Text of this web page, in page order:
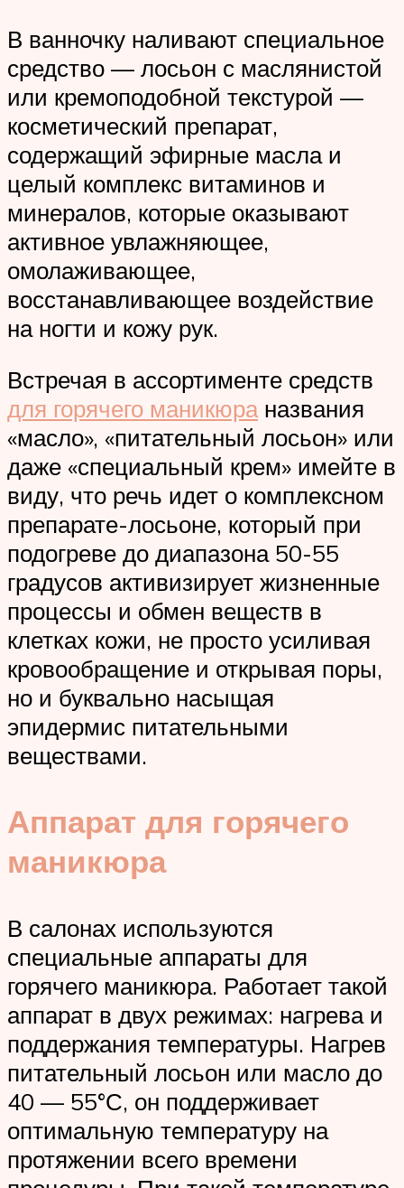
В ванночку наливают специальное
средство — лосьон с маслянистой
или кремоподобной текстурой —
косметический препарат,
содержащий эфирные масла и
целый комплекс витаминов и
минералов, которые оказывают
активное увлажняющее,
омолаживающее,
восстанавливающее воздействие
на ногти и кожу рук.
Встречая в ассортименте средств
для горячего маникюраназвания
«масло», «питательный лосьон» или
даже «специальный крем» имейте в
виду, что речь идет о комплексном
препарате-лосьоне, который при
подогреве до диапазона 50-55
градусов активизирует жизненные
процессы и обмен веществ в
клетках кожи, не просто усиливая
кровообращение и открывая поры,
но и буквально насыщая
эпидермис питательными
веществами.
Аппарат для горячего
маникюра
В салонах используются
специальные аппараты для
горячего маникюра. Работает такой
аппарат в двух режимах: нагрева и
поддержания температуры. Нагрев
питательный лосьон или масло до
40 — 55°С, он поддерживает
оптимальную температуру на
протяжении всего времени